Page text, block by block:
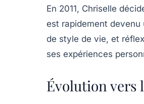
En 2011, Chriselle
est rapidement
de style de vie, et
ses expériences
Évolution vers